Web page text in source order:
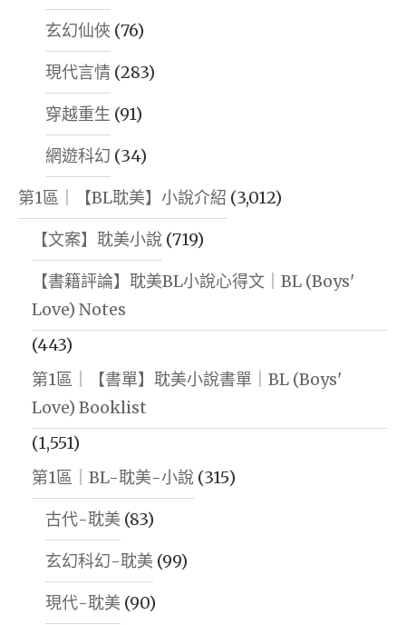
玄幻仙俠 (76)
現代言情 (283)
穿越重生 (91)
網遊科幻 (34)
第1區｜【BL耽美】小說介紹 (3,012)
【文案】耽美小說 (719)
【書籍評論】耽美BL小說心得文｜BL (Boys'
Love) Notes
(443)
第1區｜【書單】耽美小說書單｜BL (Boys'
Love) Booklist
(1,551)
第1區｜BL-耽美-小說 (315)
古代-耽美 (83)
玄幻科幻-耽美 (99)
現代-耽美 (90)